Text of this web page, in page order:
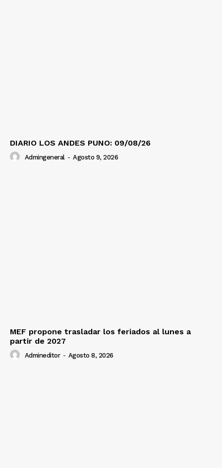
DIARIO LOS ANDES PUNO: 09/08/26
Admingeneral - Agosto 9, 2026
MEF propone trasladar los feriados al lunes a
partir de 2027
Admineditor - Agosto 8, 2026